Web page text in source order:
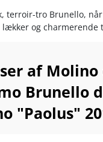
terroir-tro Brunello,
og charmerende
af Molino
Brunello
"Paolus"